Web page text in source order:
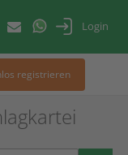
Login
registrieren